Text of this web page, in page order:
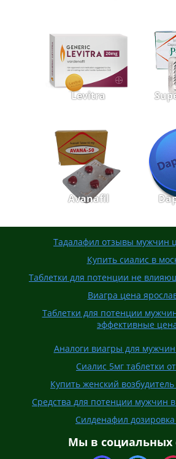
Levitra
Avanafil
Тадалафил отзывы мужчин
Купить сиалис в
Таблетки для потенции не
Виагра цена
Таблетки для потенции
эффективные
Аналоги виагры для
Сиалис 5мг таблетки
Купить женский
Средства для потенции мужчин в
Силденафил
Мы в социальных